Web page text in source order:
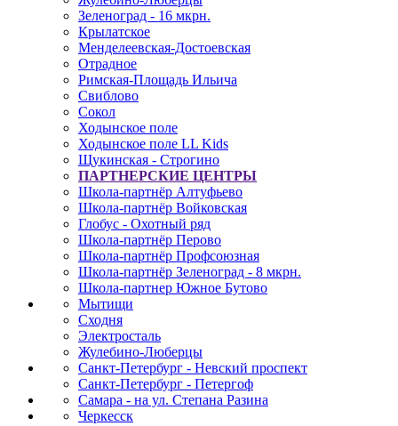
Зеленоград - 16 мкрн.
Крылатское
Менделеевская-Достоевская
Отрадное
Римская-Площадь Ильича
Свиблово
Сокол
Ходынское поле
Ходынское поле LL Kids
Щукинская - Строгино
ПАРТНЕРСКИЕ ЦЕНТРЫ
Школа-партнёр Алтуфьево
Школа-партнёр Войковская
Глобус - Охотный ряд
Школа-партнёр Перово
Школа-партнёр Профсоюзная
Школа-партнёр Зеленоград - 8 мкрн.
Школа-партнер Южное Бутово
Мытищи
Сходня
Электросталь
Жулебино-Люберцы
Санкт-Петербург - Невский проспект
Санкт-Петербург - Петергоф
Самара - на ул. Степана Разина
Черкесск